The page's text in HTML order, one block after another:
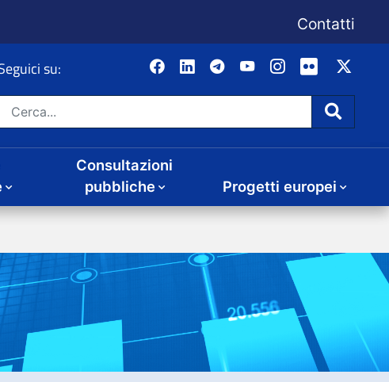
Consultazioni
Progetti europei